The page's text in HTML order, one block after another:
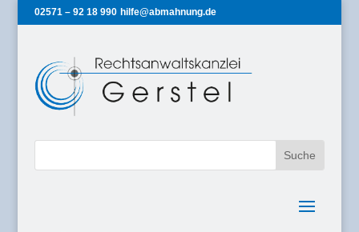
02571 – 92 18 990 hilfe@abmahnung.de